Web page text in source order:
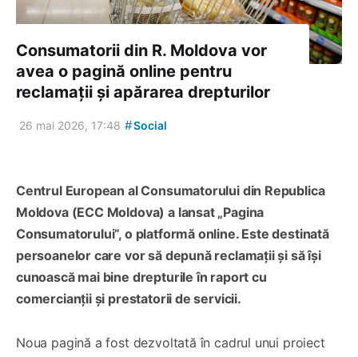
Consumatorii din R. Moldova vor
avea o pagină online pentru
reclamații și apărarea drepturilor
26 mai 2026, 17:48 #Social
Centrul European al Consumatorului din Republica
Moldova (ECC Moldova) a lansat „Pagina
Consumatorului”, o platformă online. Este destinată
persoanelor care vor să depună reclamații și să își
cunoască mai bine drepturile în raport cu
comercianții și prestatorii de servicii.
Noua pagină a fost dezvoltată în cadrul unui proiect